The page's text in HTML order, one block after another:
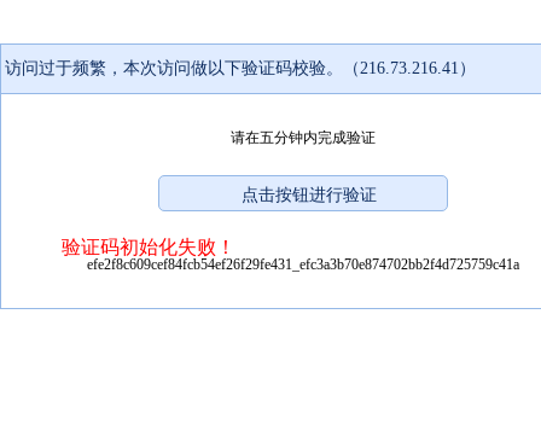
访问过于频繁，本次访问做以下验证码校验。（216.73.216.41）
请在五分钟内完成验证
验证码初始化失败！
efe2f8c609cef84fcb54ef26f29fe431_efc3a3b70e874702bb2f4d725759c41a